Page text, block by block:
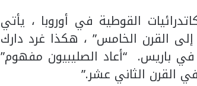
القوطية في أوروبا ، يأتي
القرن الخامس” ، هكذا غرد دارك
يستقر في باريس. “أعاد الصليبيون مفهوم”
في القرن الثاني عشر.”